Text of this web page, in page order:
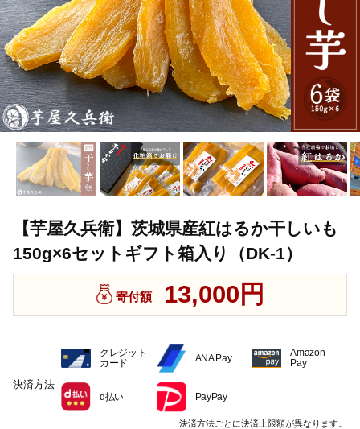
【芋屋久兵衛】茨城県産紅はるか干しいも
150g×6セットギフト箱入り（DK-1）
寄付額 13,000円
決済方法
クレジット
カード
ANA Pay
Amazon
Pay
d払い PayPay
決済方法ごとに決済上限額が異なります。